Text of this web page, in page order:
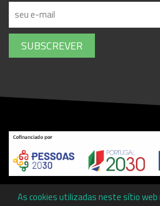
As cookies utilizadas neste sítio web
SUBSCREVER
Copyright ©Associação Promotora de
Cova da Beira
byCommunities